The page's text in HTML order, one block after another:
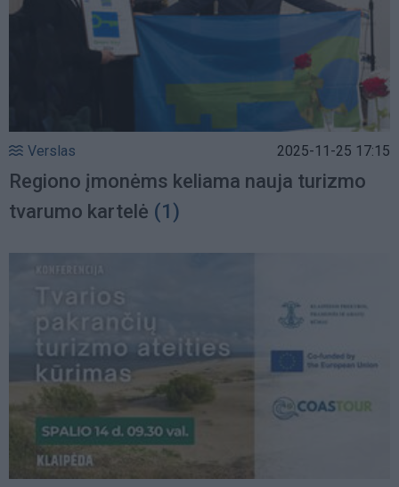
Verslas 2025-11-25 17:15
Regiono įmonėms keliama nauja turizmo
tvarumo kartelė (1)